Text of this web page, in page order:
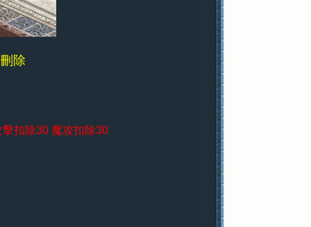
除
扣除30 魔攻扣除30